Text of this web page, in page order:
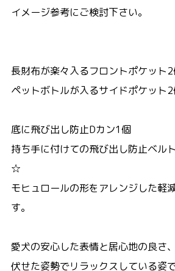
イメージ参考にご検討下さい。
長財布が楽々入るフロントポケット
ペットボトルが入るサイドポケッ
底に飛び出し防止Dカン1個
持ち手に付けての飛び出し防止ベ
☆
モヒュロールの形をアレンジした軽
す。
愛犬の安心した表情と居心地の良さ、
伏せた姿勢でリラックスしている姿